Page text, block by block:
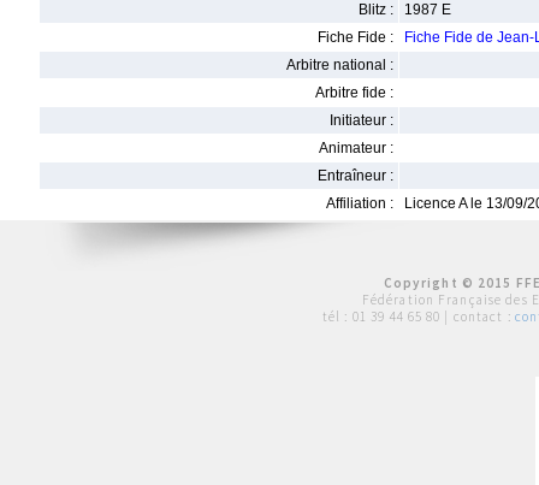
Blitz :
1987 E
Fiche Fide :
Fiche Fide de Jean-
Arbitre national :
Arbitre fide :
Initiateur :
Animateur :
Entraîneur :
Affiliation :
Licence A le 13/09/
Copyright © 2015
Fédération Française des
tél : 01 39 44 65 80 | contact :